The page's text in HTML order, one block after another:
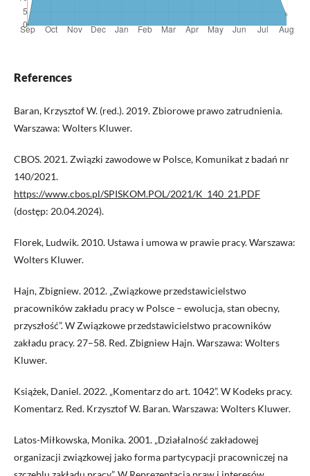
References
Baran, Krzysztof W. (red.). 2019. Zbiorowe prawo zatrudnienia.
Warszawa: Wolters Kluwer.
CBOS. 2021. Związki zawodowe w Polsce, Komunikat z badań nr
140/2021.
https://www.cbos.pl/SPISKOM.POL/2021/K_140_21.PDF
(dostęp: 20.04.2024).
Florek, Ludwik. 2010. Ustawa i umowa w prawie pracy. Warszawa:
Wolters Kluwer.
Hajn, Zbigniew. 2012. „Związkowe przedstawicielstwo
pracowników zakładu pracy w Polsce – ewolucja, stan obecny,
przyszłość”. W Związkowe przedstawicielstwo pracowników
zakładu pracy. 27–58. Red. Zbigniew Hajn. Warszawa: Wolters
Kluwer.
Książek, Daniel. 2022. „Komentarz do art. 1042”. W Kodeks pracy.
Komentarz. Red. Krzysztof W. Baran. Warszawa: Wolters Kluwer.
Latos-Miłkowska, Monika. 2001. „Działalność zakładowej
organizacji związkowej jako forma partycypacji pracowniczej na